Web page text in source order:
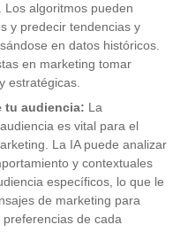
Los algoritmos pueden
y predecir tendencias y
en datos históricos.
en marketing tomar
estratégicas.
tu audiencia: La
es vital para el
La IA puede analizar
y contextuales
específicos, lo que le
de marketing para
de cada